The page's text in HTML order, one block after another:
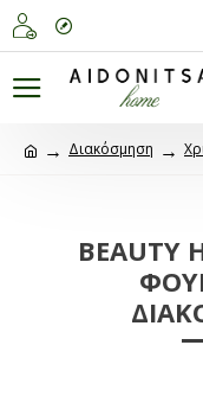
Διακόσμηση
BEAUTY